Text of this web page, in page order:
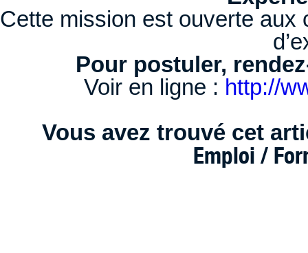
Cette mission est ouverte aux
Pour postuler,
Voir en ligne : http://
Vous avez trouvé cet
Emploi /